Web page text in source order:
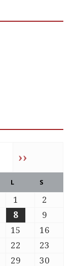
››
L S
1
2
8
9
15
16
22
23
29
30